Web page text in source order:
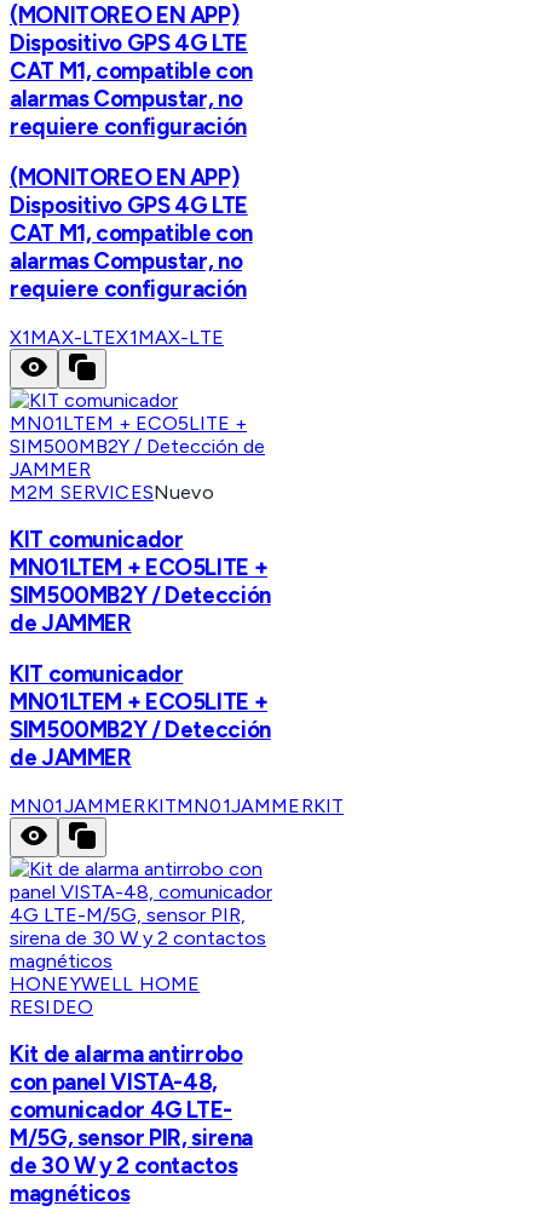
(MONITOREO EN APP)
Dispositivo GPS 4G LTE
CAT M1, compatible con
alarmas Compustar, no
requiere configuración
(MONITOREO EN APP)
Dispositivo GPS 4G LTE
CAT M1, compatible con
alarmas Compustar, no
requiere configuración
X1MAX-LTEX1MAX-LTE
M2M SERVICESNuevo
KIT comunicador
MN01LTEM + ECO5LITE +
SIM500MB2Y / Detección
de JAMMER
KIT comunicador
MN01LTEM + ECO5LITE +
SIM500MB2Y / Detección
de JAMMER
MN01JAMMERKITMN01JAMMERKIT
HONEYWELL HOME
RESIDEO
Kit de alarma antirrobo
con panel VISTA-48,
comunicador 4G LTE-
M/5G, sensor PIR, sirena
de 30 W y 2 contactos
magnéticos